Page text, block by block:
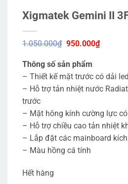
Xigmatek Gemini II
1.050.000₫ Giá
1.050.000₫.
950.000₫Giá
hiện
Thông số sản phẩm
– Thiết kế mặt trước có dải
– Hỗ trợ tản nhiệt nước
trước
– Mặt hông kính cường lực
– Hỗ trợ chiều cao tản nhiệt
– Lắp đặt các mainboard
– Màu hồng cá tính
Hết hàng